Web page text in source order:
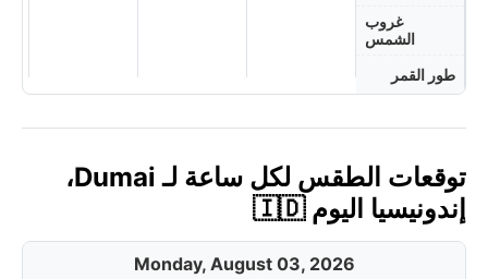
غروب
الشمس
طور القمر
توقعات الطقس لكل ساعة لـ Dumai،
إندونيسيا اليوم 🇮🇩
Monday, August 03, 2026